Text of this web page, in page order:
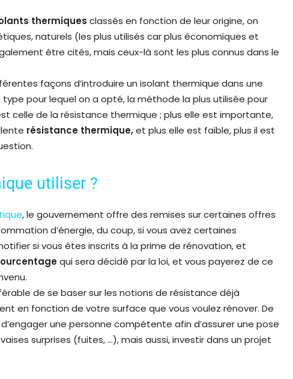
thermiques classés en fonction de leur origine, on
naturels (les plus utilisés car plus économiques et
être cités, mais ceux-là sont les plus connus dans le
façons d’introduire un isolant thermique dans une
pour lequel on a opté, la méthode la plus utilisée pour
celle de la résistance thermique ; plus elle est importante,
résistance thermique,et plus elle est faible, plus il est
utiliser ?
, le gouvernement offre des remises sur certaines offres
d’énergie, du coup, si vous avez certaines
si vous êtes inscrits à la prime de rénovation, et
qui sera décidé par la loi, et vous payerez de ce
de se baser sur les notions de résistance déjà
en fonction de votre surface que vous voulez rénover. De
une personne compétente afin d’assurer une pose
surprises (fuites, …), mais aussi, investir dans un projet